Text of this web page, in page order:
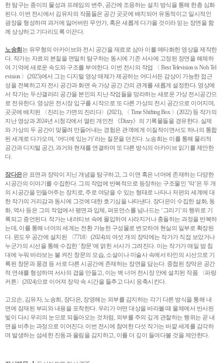
한 탐구는 종이의 물성과 프레임의 변주, 공간에 조응하는 설치 방식을 통해 한층 심화
된다. 이번 전시에서 김유자의 작품들은 공간 곳곳에 배치되어 유동적이고 일시적인
광장을 형성하며 과거에 잃어버린 무언가, 혹은 새롭게 다가올 것이라 믿는 장면을 함
께 상상하고 기다리도록 이끈다.
노송희 는 유무형의 아카이브와 전시 공간을 재료로 삼아 이를 메타화한 영상을 제작한
다. 작가는 자료의 본질을 면밀히 탐구하는 동시에 기존 서사에 고정된 장면을 해체하
여 기억에 새로운 속도와 구조를 부여한다. 이번 전시의 작업 〈 Best Television is Noh Tel
evision 〉(2025)에서 그는 디지털 영상 매체가 제공하는 어디서든 감상이 가능한 접근
성을 전복하고자 전시 공간과 화면 속 가상 공간 간의 관계를 새롭게 설정한다. 영상에
서 작가는 두산갤러리 공간을 본인의 지난 작업들을 망라하는 새로운 가상 전시공간으
로 전유한다. 영상은 전시장 입구를 시작으로 또 다른 가상의 전시 공간으로 이어지며,
곳곳에 배치된 〈진리는 가면의 진리다〉(2021), 〈 Time Shifting Box 〉(2022) 등 작가의
지난 영상과 2024년 시청각에서 열린 개인전 《Dizzy》의 기록물들을 경유한다. 실제
와 가상의 두 공간이 맞물려 만들어내는 경험은 관객에게 이질적이면서도 하나의 통합
된 세계로 다가오며, ‘어디에 있는가’라는 질문을 던진다. 노송희는 이를 통해 물리적
공간과 디지털 공간, 과거와 현재를 연결하며 또 다른 방식의 아카이브 읽기를 제안한
다.
장다은은 표면과 장막이 지닌 개념을 탐구하고, 그 이면 혹은 너머에 존재하는 다양한
시공간의 이야기를 수집한다. 그의 작업에 반복적으로 등장하는 구조물인 ‘막’은 두 개
의 시공간을 만들어주는 장치로, 주로 여닫을 수 있는 형태로 나타나 저편의 세계에 대
한 작가의 거리감과 동시에 그것에 대한 호기심을 나타낸다. 장다은이 수집한 설화, 동
화, 역사 등은 그의 작업에서 평면과 입체, 퍼포먼스를 넘나드는 ‘그리기’의 행위로 기
록되고 증언된다. 작가는 내러티브 속에 몰입하여 사라지거나 충돌하는 과정을 반복하
는데, 이를 통해 너머의 세계는 전환 가능한 구성물로 변모하여 현실의 일부로 확장된
다. 윈도우 공간에 설치된 〈7718〉(2024)의 여섯 개의 장막에는 작가가 직접 보았거나
누군가의 시선을 통해 수집한 ‘창문’에 얽힌 서사가 그려진다. 이는 작가가 매일 밤 침
대에 누워 바라보는 불 켜진 창문의 모습, 소설이나 미술사 속에서 타인의 시선으로 기
록된 창문과 풍경 등 서로 다른 시공간에 존재하는 장면을 담는다. 중첩된 장막은 공간
적 연쇄를 형성하며 서사의 겹을 만들고, 이는 벽 너머 전시장 안에 설치된 작품 〈파랑
커튼〉(2024)으로 이어져 장막 속 시간을 들추고 다시 응축시킨다.
고요손, 김유자, 노송희, 장다은, 장영해는 외부를 감지하는 각기 다른 방식을 통해 내
면에 잠재된 부피와 내용을 포착한다. 우리가 어떤 대상을 바라볼 때 물체에서 반사된
빛이 다시 우리의 눈으로 되돌아오는 것처럼, 외부를 주의 깊게 관찰하는 행위는 곧 내
면을 비추는 과정으로 이어진다. 이번 전시에 참여한 다섯 작가는 바깥 세계를 감각하
며 발생하는 섬세한 진동과 울림을 감지하고, 이를 더 깊이 들여다볼 것을 제안한다.